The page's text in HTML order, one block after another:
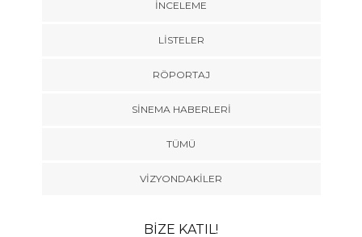
İNCELEME
LISTELER
RÖPORTAJ
SINEMA HABERLERI
TÜMÜ
VIZYONDAKILER
BIZE KATIL!